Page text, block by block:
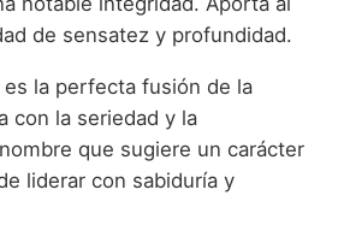
de sensatez y profundidad.
es la perfecta fusión de la
con la seriedad y la
que sugiere un carácter
liderar con sabiduría y